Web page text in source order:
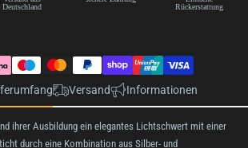
Deutschland
Rückerstattung
Versand Informationen
ihrer Ausbildung ein elegantes Lichtschwert mit einer
durch eine Kombination aus Silber- und